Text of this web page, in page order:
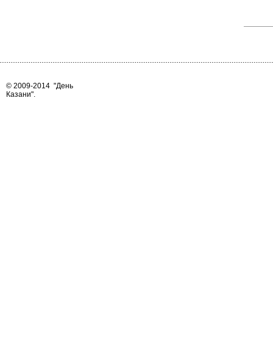
© 2009-2014 "День
Казани".